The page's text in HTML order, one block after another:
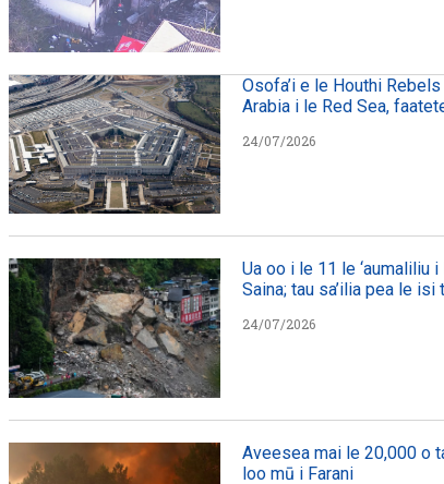
Osofa’i e le Houthi
Arabia i le Red Sea,
24/07/2026
Ua oo i le 11 le ‘aumaliliu
Saina; tau sa’ilia pea le isi
24/07/2026
Aveesea mai le 20,000 o
loo mū i Farani